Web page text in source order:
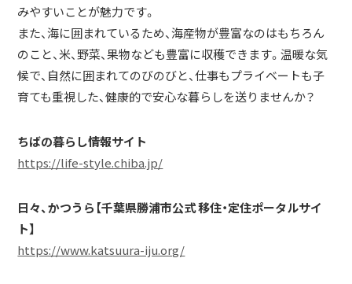
みやすいことが魅力です。
また、海に囲まれているため、海産物が豊富なのはもちろん
のこと、米、野菜、果物なども豊富に収穫できます。温暖な気
候で、自然に囲まれてのびのびと、仕事もプライベートも子
育ても重視した、健康的で安心な暮らしを送りませんか？
ちばの暮らし情報サイト
https://life-style.chiba.jp/
日々、かつうら【千葉県勝浦市公式 移住・定住ポータルサイ
ト】
https://www.katsuura-iju.org/